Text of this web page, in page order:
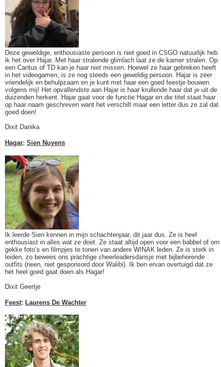
Deze geweldige, enthousiaste persoon is niet goed in CSGO natuurlijk heb
ik het over Hajar. Met haar stralende glimlach laat ze de kamer stralen. Op
een Cantus of TD kan je haar niet missen. Hoewel ze haar gebreken heeft
in het videogamen, is ze nog steeds een geweldig persoon. Hajar is zeer
vriendelijk en behulpzaam en je kunt met haar een goed feestje bouwen
volgens mij! Het opvallendste aan Hajar is haar krullende haar dat je uit de
duizenden herkent. Hajar gaat voor de functie Hagar en die titel staat haar
op haar naam geschreven want het verschilt maar een letter dus ze zal dat
goed doen!
Dixit Danika
Hagar: Sien Nuyens
Ik leerde Sien kennen in mijn schachtenjaar, dit jaar dus. Ze is heel
enthousiast in alles wat ze doet. Ze staat altijd open voor een babbel of om
gekke foto’s en filmpjes te tonen van andere WINAK leden. Ze is sterk in
leiden, zo bewees ons prachtige cheerleadersdansje met bijbehorende
outfits (neen, niet gesponsord door Walibi). Ik ben ervan overtuigd dat ze
het heel goed gaat doen als Hagar!
Dixit Geertje
Feest: Laurens De Wachter